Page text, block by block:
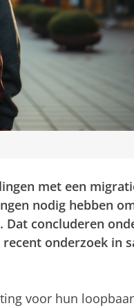
met een
nodig hebben
concluderen
onderzoek in
voor hun